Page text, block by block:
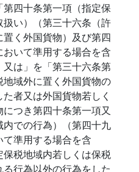
四十条第一項（指定保
い）（第三十六条（許
く外国貨物）及び第四
いて準用する場合を含
は」を「第三十六条第
域外に置く外国貨物の
者又は外国貨物若しく
つき第四十条第一項又
での行為）（第四十九
準用する場合を含
税地域内若しくは保税
行為以外の行為をした